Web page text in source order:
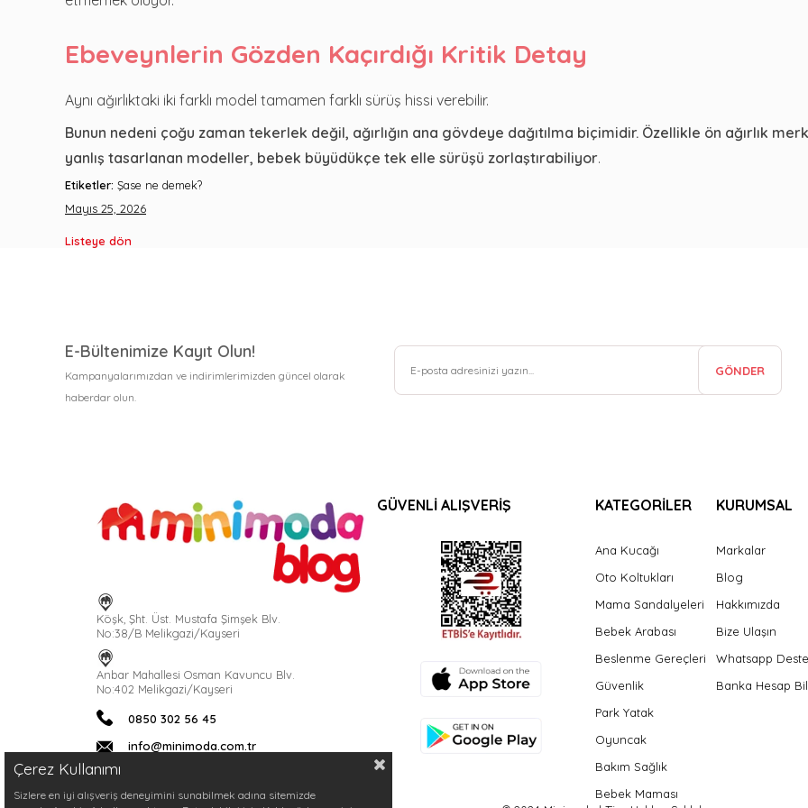
Ebeveynlerin Gözden Kaçırdığı Kritik Detay
Aynı ağırlıktaki iki farklı model tamamen farklı sürüş hissi verebilir.
Bunun nedeni çoğu zaman tekerlek değil, ağırlığın ana gövdeye dağıtılma biçimidir. Özellikle ön ağırlık
yanlış tasarlanan modeller, bebek büyüdükçe tek elle sürüşü zorlaştırabiliyor.
Etiketler: Şase ne demek?
Mayıs 25, 2026
Listeye dön
E-Bültenimize Kayıt Olun!
Kampanyalarımızdan ve indirimlerimizden güncel olarak
haberdar olun.
GÖNDER
Köşk, Şht. Üst. Mustafa Şimşek Blv.
No:38/B Melikgazi/Kayseri
Anbar Mahallesi Osman Kavuncu Blv.
No:402 Melikgazi/Kayseri
0850 302 56 45
info@minimoda.com.tr
GÜVENLİ ALIŞVERİŞ KATEGORİLER
Ana Kucağı
Oto Koltukları
Mama Sandalyeleri
Bebek Arabası
Beslenme Gereçleri
Güvenlik
Park Yatak
Oyuncak
Bakım Sağlık
Bebek Maması
KURUMSAL
Markalar
Blog
Hakkımızda
Bize Ulaşın
Whatsapp
Banka Hesap
Çerez Kullanımı
Sizlere en iyi alışveriş deneyimini sunabilmek adına sitemizde